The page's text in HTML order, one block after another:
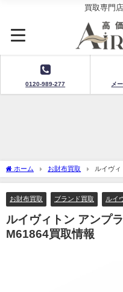
買取専門
0120-989-277 メ
ホーム お財布買取
ルイヴィ
買取情報
お財布買取 ブランド買取 ルイ
ルイヴィトン アンプ
M61864買取情報